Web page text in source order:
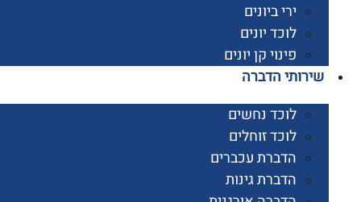
ירי ביונים
לוכד יונים
פינוי קן יונים
הדברה
לוכד נחשים
לוכד זוחלים
הדברת עכברים
הדברת גינות